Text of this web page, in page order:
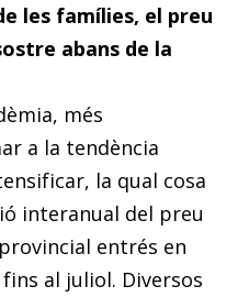
les famílies, el preu
abans de la
més
a la tendència
la qual cosa
interanual del preu
entrés en
al juliol. Diversos